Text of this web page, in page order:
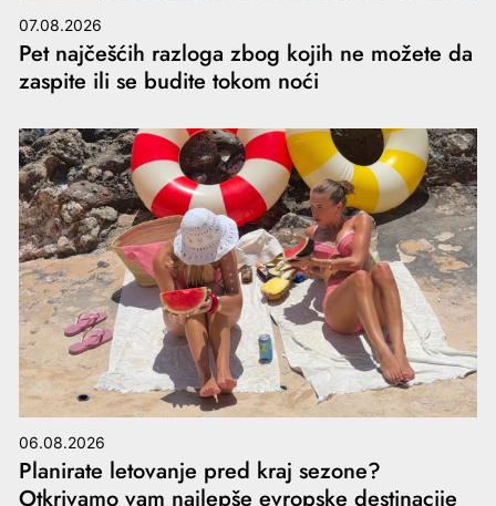
07.08.2026
Pet najčešćih razloga zbog kojih ne možete da
zaspite ili se budite tokom noći
06.08.2026
Planirate letovanje pred kraj sezone?
Otkrivamo vam najlepše evropske destinacije